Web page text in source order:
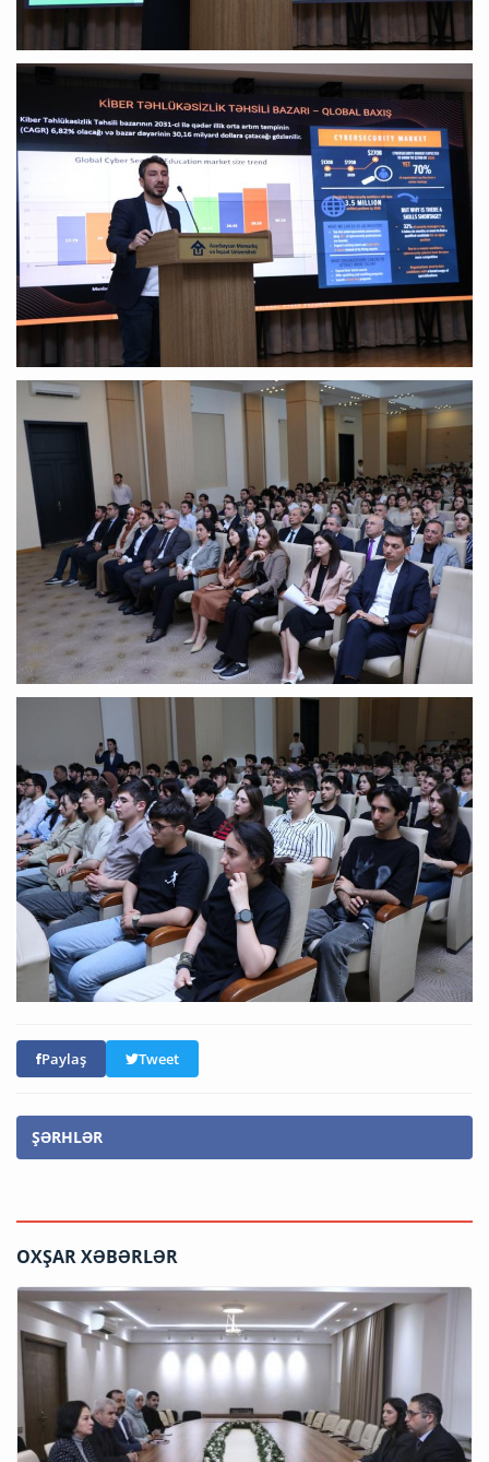
Paylaş Tweet
ŞƏRHLƏR
OXŞAR XƏBƏRLƏR